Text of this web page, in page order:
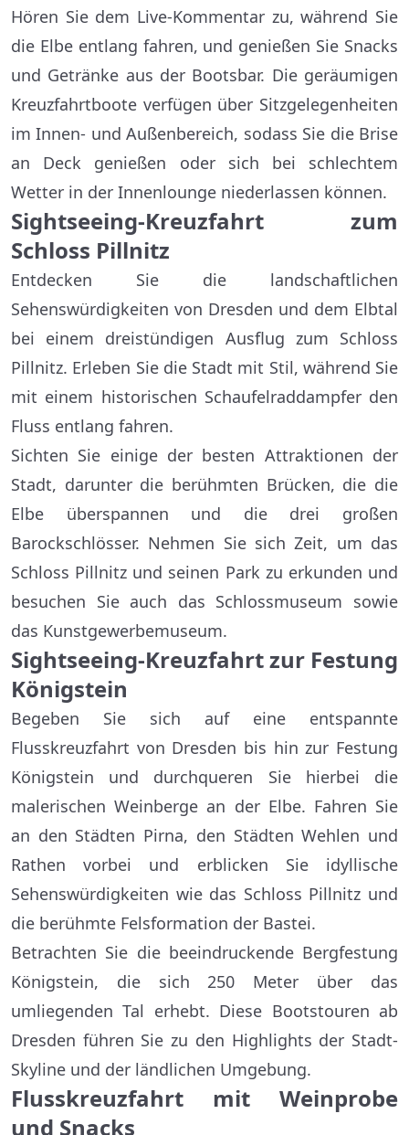
Hören Sie dem Live-Kommentar zu, während Sie
die Elbe entlang fahren, und genießen Sie Snacks
und Getränke aus der Bootsbar. Die geräumigen
Kreuzfahrtboote verfügen über Sitzgelegenheiten
im Innen- und Außenbereich, sodass Sie die Brise
an Deck genießen oder sich bei schlechtem
Wetter in der Innenlounge niederlassen können.
Sightseeing-Kreuzfahrt zum
Schloss Pillnitz
Entdecken Sie die landschaftlichen
Sehenswürdigkeiten von Dresden und dem Elbtal
bei einem dreistündigen Ausflug zum Schloss
Pillnitz. Erleben Sie die Stadt mit Stil, während Sie
mit einem historischen Schaufelraddampfer den
Fluss entlang fahren.
Sichten Sie einige der besten Attraktionen der
Stadt, darunter die berühmten Brücken, die die
Elbe überspannen und die drei großen
Barockschlösser. Nehmen Sie sich Zeit, um das
Schloss Pillnitz und seinen Park zu erkunden und
besuchen Sie auch das Schlossmuseum sowie
das Kunstgewerbemuseum.
Sightseeing-Kreuzfahrt zur Festung
Königstein
Begeben Sie sich auf eine entspannte
Flusskreuzfahrt von Dresden bis hin zur Festung
Königstein und durchqueren Sie hierbei die
malerischen Weinberge an der Elbe. Fahren Sie
an den Städten Pirna, den Städten Wehlen und
Rathen vorbei und erblicken Sie idyllische
Sehenswürdigkeiten wie das Schloss Pillnitz und
die berühmte Felsformation der Bastei.
Betrachten Sie die beeindruckende Bergfestung
Königstein, die sich 250 Meter über das
umliegenden Tal erhebt. Diese Bootstouren ab
Dresden führen Sie zu den Highlights der Stadt-
Skyline und der ländlichen Umgebung.
Flusskreuzfahrt mit Weinprobe
und Snacks